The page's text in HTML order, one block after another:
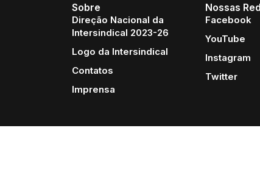
Sobre
Direção Nacional da
Intersindical 2023-26
Logo da Intersindical
Contatos
Imprensa
Nossas
Facebook
YouTube
Instagram
Twitter